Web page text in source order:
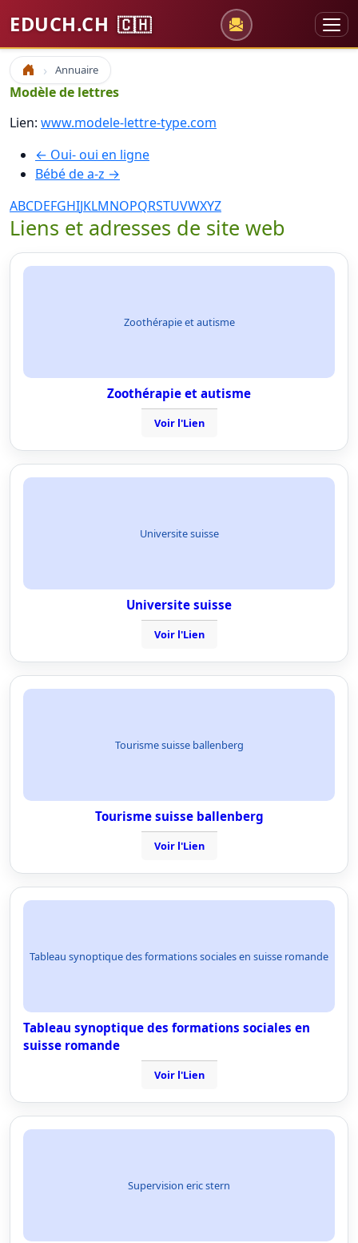
EDUCH.CH 🇨🇭
Accueil Annuaire
Modèle de lettres
Lien: www.modele-lettre-type.com
← Oui- oui en ligne
Bébé de a-z →
ABCDEFGHIJKLMNOPQRSTUVWXYZ
Liens et adresses de site web
Zoothérapie et autisme
Zoothérapie et autisme
Voir l'Lien
Universite suisse
Universite suisse
Voir l'Lien
Tourisme suisse ballenberg
Tourisme suisse ballenberg
Voir l'Lien
Tableau synoptique des formations sociales en suisse romande
Tableau synoptique des formations sociales en
suisse romande
Voir l'Lien
Supervision eric stern